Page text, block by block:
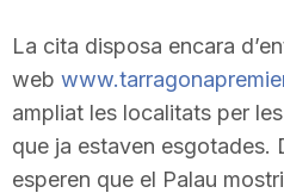
La cita disposa encara
web
ampliat les localitats per
que ja estaven esgotades.
esperen que el Palau